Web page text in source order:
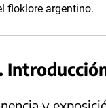
floklore argentino.